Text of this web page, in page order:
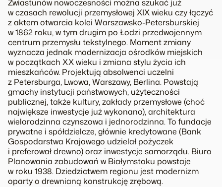
Zwiastunów nowoczesności można szukać już
w czasach rewolucji przemysłowej XIX wieku czy łączyć
z aktem otwarcia kolei Warszawsko-Petersburskiej
w 1862 roku, w tym drugim po Łodzi przedwojennym
centrum przemysłu tekstylnego. Moment zmiany
wyznacza jednak modernizacja ośrodków miejskich
w początkach XX wieku i zmiana stylu życia ich
mieszkańców. Projektują absolwenci uczelni
z Petersburga, Lwowa, Warszawy, Berlina. Powstają
gmachy instytucji państwowych, użyteczności
publicznej, także kultury, zakłady przemysłowe (choć
największe inwestycje już wykonano), architektura
wielorodzinna czynszowa i jednorodzinna. To fundacje
prywatne i spółdzielcze, głównie kredytowane (Bank
Gospodarstwa Krajowego udzielał pożyczek
i preferował drewno) oraz inwestycje samorządu. Biuro
Planowania zabudowań w Białymstoku powstaje
w roku 1938. Dziedzictwem regionu jest modernizm
oparty o drewnianą konstrukcję zrębową.